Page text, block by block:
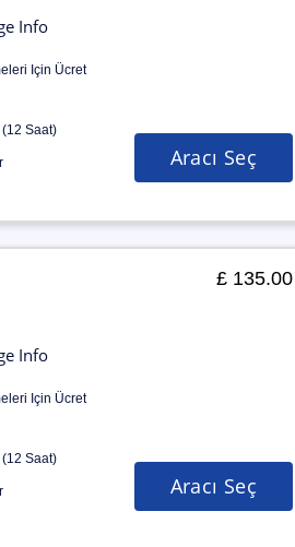
Info
Için Ücret
Saat)
Aracı Seç
Info
Için Ücret
Saat)
£ 135.00
Aracı Seç